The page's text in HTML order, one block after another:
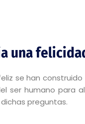
una
se han
ser humano para
preguntas.